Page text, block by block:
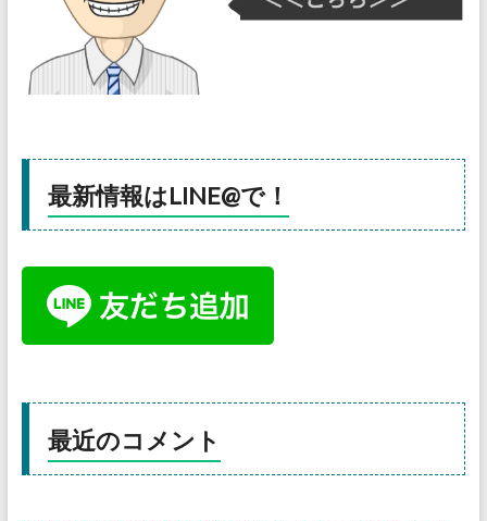
最新情報はLINE@で！
最近のコメント